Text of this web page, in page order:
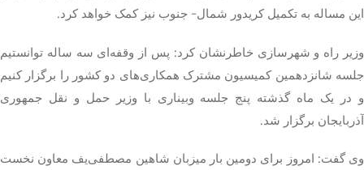
این مساله به تکمیل کریدور شمال- جنوب نیز کمک خواهد کرد.
وزیر راه و شهرسازی خاطرنشان کرد: پس از وقفه‌ای سه ساله توانستیم
جلسه شانزدهمین کمیسیون مشترک همکاری‌های دو کشور را برگزار کنیم
و در یک ماه گذشته پنج جلسه وبیناری با وزیر حمل و نقل جمهوری
آذربایجان برگزار شد.
وی گفت: امروز برای دومین بار میزبان شاهین مصطفی‌یف معاون نخست